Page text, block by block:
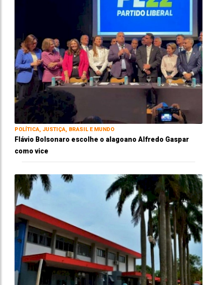
POLÍTICA, JUSTIÇA, BRASIL E MUNDO
Flávio Bolsonaro escolhe o alagoano Alfredo Gaspar
como vice